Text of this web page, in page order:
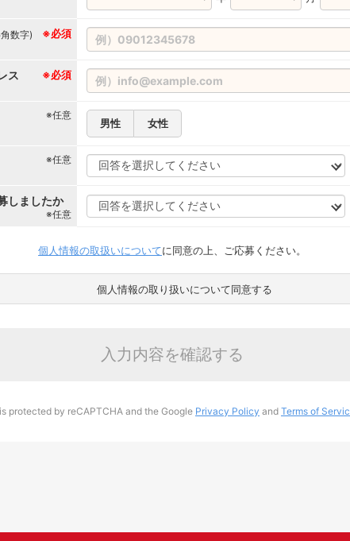
※必須
数字)
ス ※必須
※任意
男性 女性
※任意
しましたか
※任意
個人情報の取扱いについてに同意の上、ご応募ください。
個人情報の取り扱いについて同意する
入力内容を確認する
protected by reCAPTCHA and the Google Privacy Policy and Terms of